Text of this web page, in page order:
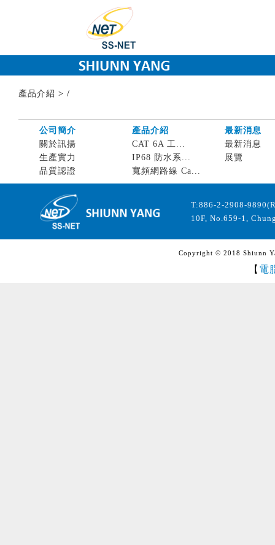
產品介紹 > /
公司簡介 產品介紹
最新消息
關於訊揚
生產實力
品質認證
CAT 6A 工...
IP68 防水系...
寬頻網路線 Ca...
最新消息
展覽
T:886-2-2908-
10F, No.659-1,
Copyright © 2018 Shiunn
【 電